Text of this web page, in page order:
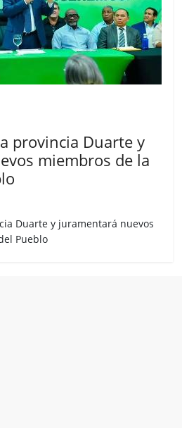
provincia Duarte y
miembros de la
Duarte y juramentará nuevos
Pueblo